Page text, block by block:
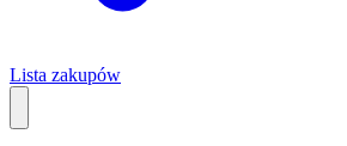
Lista zakupów